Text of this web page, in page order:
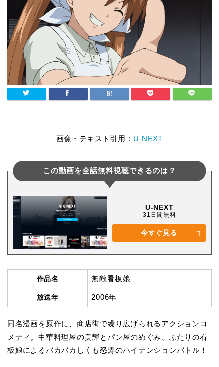
画像・テキスト引用： U-NEXT
この動画を全話無料視聴できるのは？
U-NEXT
31日間無料
今すぐ見る
作品名 無敵看板娘
放送年 2006年
同名漫画を原作に、商店街で繰り広げられるアクションコ
メディ。中華料理屋の美輝とパン屋のめぐみ、ふたりの看
板娘によるバカバカしくも怒涛のハイテンションバトル！